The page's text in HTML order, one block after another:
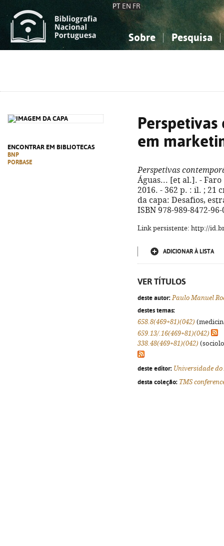
PT EN FR
Sobre Pesquisa
ENCONTRAR EM BIBLIOTECAS
BNP
PORBASE
em
Perspetivas
Águas... [et al.]. -
2016. - 362 p. : il. ; 21
da capa: Desafios,
ISBN 978-989-8472-96-
Link persistente: http://
ADICIONAR À LISTA
VER TÍTULOS
deste autor: Paulo Manuel
destes temas:
658.8(469+81)(042)
659.13/.16(469+81)(042)
338.48(469+81)(042)
deste editor: Universidade
desta coleção: TMS